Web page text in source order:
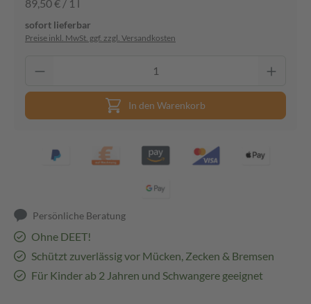
89,50 € / 1 l
sofort lieferbar
Preise inkl. MwSt. ggf. zzgl. Versandkosten
In den Warenkorb
Persönliche Beratung
Ohne DEET!
Schützt zuverlässig vor Mücken, Zecken & Bremsen
Für Kinder ab 2 Jahren und Schwangere geeignet